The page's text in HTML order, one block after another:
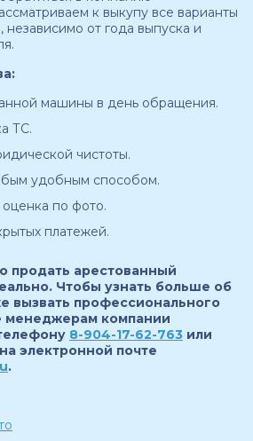
к выкупу все варианты
от года выпуска и
машины в день обращения.
ТС.
чистоты.
удобным способом.
по фото.
платежей.
продать арестованный
Чтобы узнать больше об
вызвать профессионального
менеджерам компании
8-904-17-62-763 или
электронной почте
.